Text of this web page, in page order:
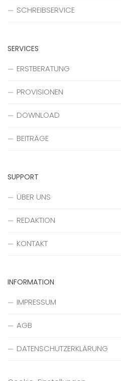
SCHREIBSERVICE
SERVICES
ERSTBERATUNG
PROVISIONEN
DOWNLOAD
BEITRÄGE
SUPPORT
ÜBER UNS
REDAKTION
KONTAKT
INFORMATION
IMPRESSUM
AGB
DATENSCHUTZERKLÄRUNG